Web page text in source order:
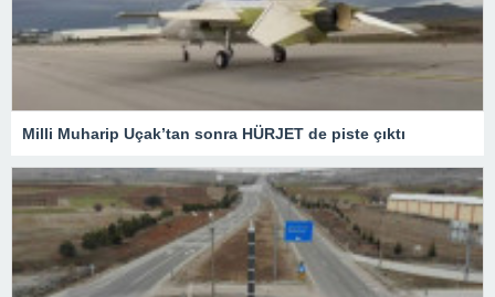
Milli Muharip Uçak’tan sonra HÜRJET de piste çıktı